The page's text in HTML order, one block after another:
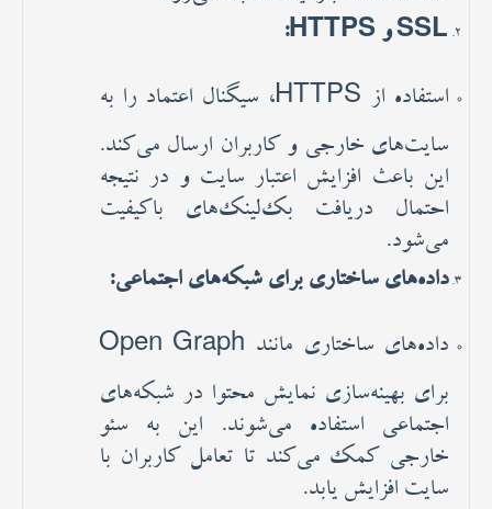
SSL و HTTPS:
استفاده از HTTPS، سیگنال اعتماد را به
سایت‌های خارجی و کاربران ارسال می‌کند.
این باعث افزایش اعتبار سایت و در نتیجه
احتمال دریافت بک‌لینک‌های باکیفیت
می‌شود.
داده‌های ساختاری برای شبکه‌های اجتماعی:
داده‌های ساختاری مانند Open Graph
برای بهینه‌سازی نمایش محتوا در شبکه‌های
اجتماعی استفاده می‌شوند. این به سئو
خارجی کمک می‌کند تا تعامل کاربران با
سایت افزایش یابد.